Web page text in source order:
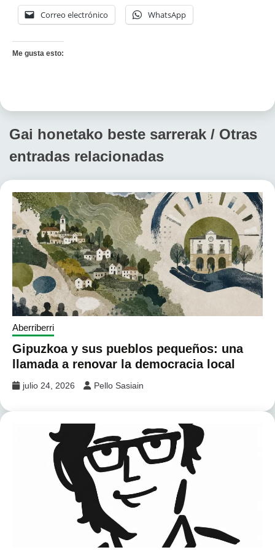
Correo electrónico WhatsApp
Me gusta esto:
Gai honetako beste sarrerak / Otras
entradas relacionadas
Aberriberri
Gipuzkoa y sus pueblos pequeños: una
llamada a renovar la democracia local
julio 24, 2026 Pello Sasiain